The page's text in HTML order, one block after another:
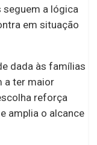
a lógica
em situação
dada às famílias
a ter maior
reforça
amplia o alcance